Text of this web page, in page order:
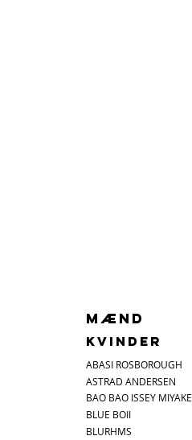
MÆND
KVINDER
ABASI ROSBOROUGH
ASTRAD ANDERSEN
BAO BAO ISSEY MIYAKE
BLUE BOII
BLURHMS